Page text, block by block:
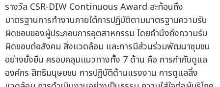
รางวัล CSR-DIW Continuous Award สะท้อนถึง
มาตรฐานการทำงานภายใต้การปฏิบัติตามมาตรฐานความรับ
ผิดชอบของผู้ประกอบการอุตสาหกรรม โดยคำนึงถึงความรับ
ผิดชอบต่อสังคม สิ่งแวดล้อม และการมีส่วนร่วมพัฒนาชุมชน
อย่างยั่งยืน ครอบคลุมแนวทางทั้ง 7 ด้าน คือ การกำกับดูแล
องค์กร สิทธิมนุษยชน การปฏิบัติด้านแรงงาน การดูแลสิ่ง